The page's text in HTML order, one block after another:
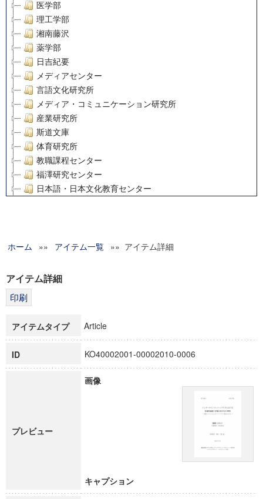
医学部
理工学部
湘南藤沢
薬学部
日吉紀要
メディアセンター
言語文化研究所
メディア・コミュニケーション研究所
産業研究所
斯道文庫
体育研究所
教職課程センター
福澤研究センター
日本語・日本文化教育センター
グローバルリサーチインスティテュート
科学研究費補助金研究成果報告書
博士課程教育リーディングプログラム「超成熟社会発展のサ
ホーム »» アイテム一覧 »» アイテム詳細
アイテム詳細
アイテムタイプ Article
ID KO40002001-00002010-0006
プレビュー
画像
キャプション